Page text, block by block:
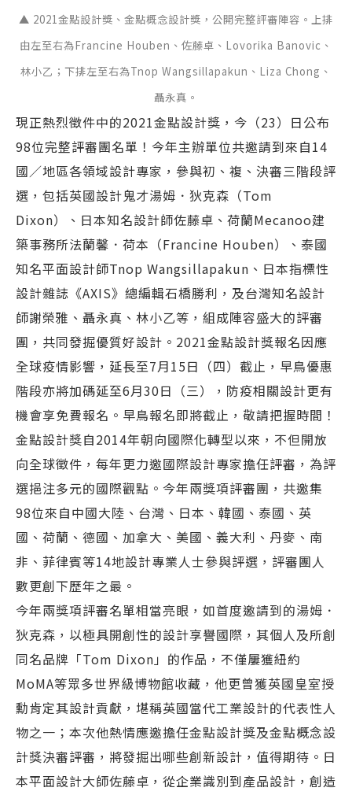
▲ 2021金點設計獎、金點概念設計獎，公開完整評審陣容。上排
由左至右為Francine Houben、佐藤卓、Lovorika Banovic、
林小乙；下排左至右為Tnop Wangsillapakun、Liza Chong、
聶永真。
現正熱烈徵件中的2021金點設計獎，今（23）日公布
98位完整評審團名單！今年主辦單位共邀請到來自14
國／地區各領域設計專家，參與初、複、決審三階段評
選，包括英國設計鬼才湯姆．狄克森（Tom
Dixon）、日本知名設計師佐藤卓、荷蘭Mecanoo建
築事務所法蘭馨．荷本（Francine Houben）、泰國
知名平面設計師Tnop Wangsillapakun、日本指標性
設計雜誌《AXIS》總編輯石橋勝利，及台灣知名設計
師謝榮雅、聶永真、林小乙等，組成陣容盛大的評審
團，共同發掘優質好設計。2021金點設計獎報名因應
全球疫情影響，延長至7月15日（四）截止，早鳥優惠
階段亦將加碼延至6月30日（三），防疫相關設計更有
機會享免費報名。早鳥報名即將截止，敬請把握時間！
金點設計獎自2014年朝向國際化轉型以來，不但開放
向全球徵件，每年更力邀國際設計專家擔任評審，為評
選挹注多元的國際觀點。今年兩獎項評審團，共邀集
98位來自中國大陸、台灣、日本、韓國、泰國、英
國、荷蘭、德國、加拿大、美國、義大利、丹麥、南
非、菲律賓等14地設計專業人士參與評選，評審團人
數更創下歷年之最。
今年兩獎項評審名單相當亮眼，如首度邀請到的湯姆．
狄克森，以極具開創性的設計享譽國際，其個人及所創
同名品牌「Tom Dixon」的作品，不僅屢獲紐約
MoMA等眾多世界級博物館收藏，他更曾獲英國皇室授
勳肯定其設計貢獻，堪稱英國當代工業設計的代表性人
物之一；本次他熱情應邀擔任金點設計獎及金點概念設
計獎決審評審，將發掘出哪些創新設計，值得期待。日
本平面設計大師佐藤卓，從企業識別到產品設計，創造